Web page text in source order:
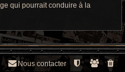
qui pourrait conduire à la
Nous contacter